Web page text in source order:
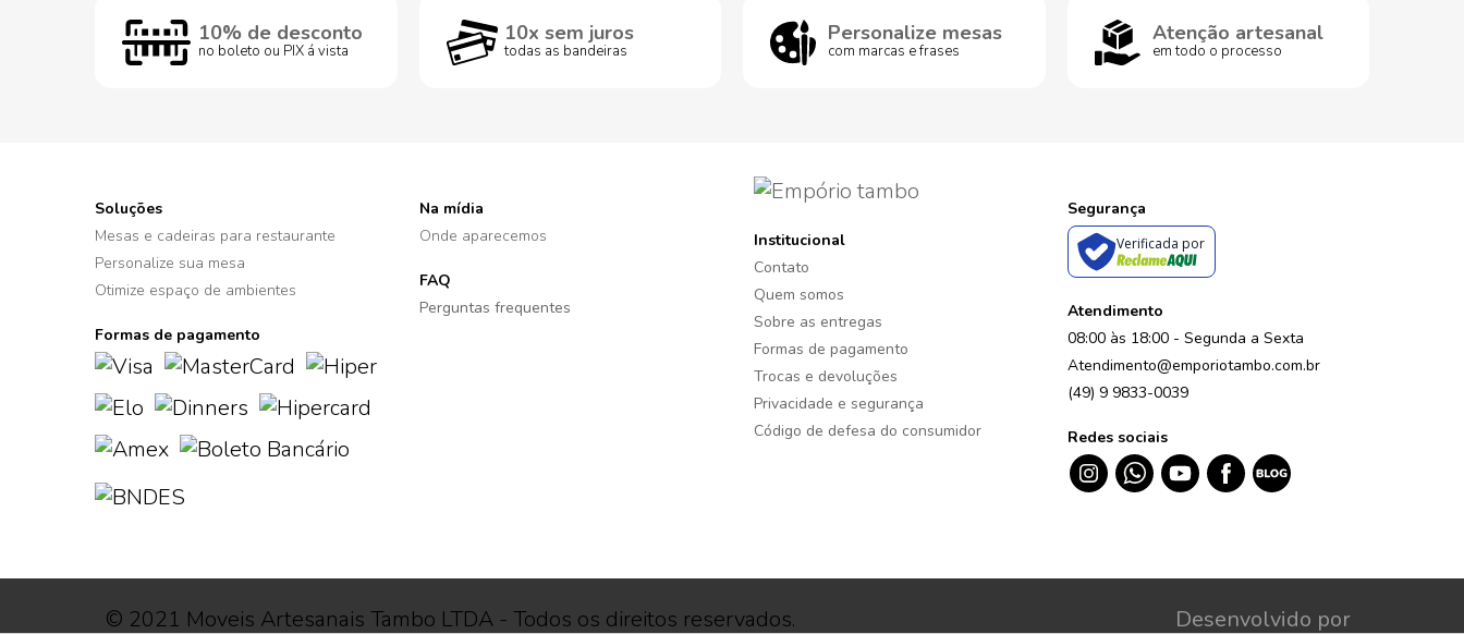
10% de desconto
no boleto ou PIX á vista
10x sem juros
todas as bandeiras
Personalize mesas
com marcas e frases
Atenção artesanal
em todo o processo
Soluções
Mesas e cadeiras para restaurante
Personalize sua mesa
Otimize espaço de ambientes
Formas de pagamento
Na mídia
Onde aparecemos
FAQ
Perguntas frequentes
Institucional
Contato
Quem somos
Sobre as entregas
Formas de pagamento
Trocas e devoluções
Privacidade e segurança
Código de defesa do consumidor
Segurança
Verificada por
Atendimento
08:00 às 18:00 - Segunda a Sexta
Atendimento@emporiotambo.com.br
(49) 9 9833-0039
Redes sociais
© 2021 Moveis Artesanais Tambo LTDA - Todos os direitos reservados. Desenvolvido por